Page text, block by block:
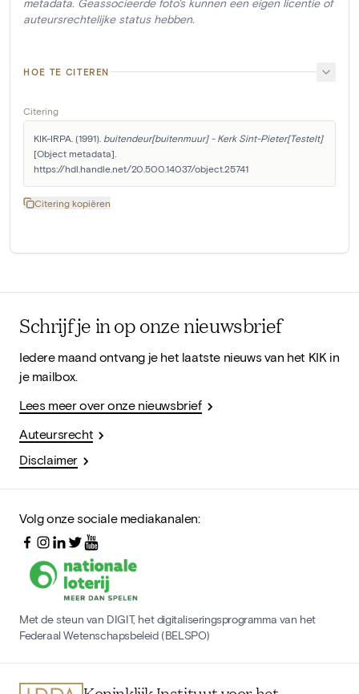
auteursrechtelijke status hebben.
HOE TE CITEREN
Citering
KIK-IRPA. (1991). buitendeur[buitenmuur] - Kerk Sint-Pieter[Testelt]
[Object metadata].
https://hdl.handle.net/20.500.14037/object.25741
Citering kopiëren
Schrijf je in op onze nieuwsbrief
Iedere maand ontvang je het laatste nieuws van het KIK in
je mailbox.
Lees meer over onze nieuwsbrief
Auteursrecht
Disclaimer
Volg onze sociale mediakanalen:
Met de steun van DIGIT, het digitaliseringsprogramma van het
Federaal Wetenschapsbeleid (BELSPO)